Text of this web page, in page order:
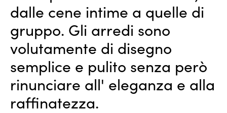
dalle cene intime a quelle di
gruppo. Gli arredi sono
volutamente di disegno
semplice e pulito senza però
rinunciare all' eleganza e alla
raffinatezza.